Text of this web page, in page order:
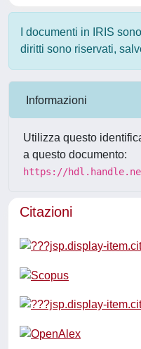
I documenti in IRIS
diritti sono riservati,
Informazioni
Utilizza questo
a questo documento:
https://
Citazioni